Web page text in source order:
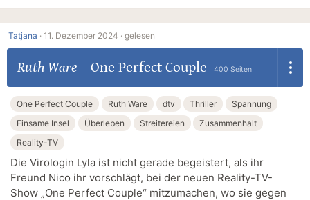
Tatjana · 11. Dezember 2024 · gelesen
Ruth Ware– One Perfect Couple 400 Seiten
One Perfect Couple Ruth Ware dtv Thriller
Spannung
Einsame Insel
Überleben Streitereien
Zusammenhalt
Reality-TV
Die Virologin Lyla ist nicht gerade begeistert, als ihr
Freund Nico ihr vorschlägt, bei der neuen Reality-TV-
Show „One Perfect Couple“ mitzumachen, wo sie gegen